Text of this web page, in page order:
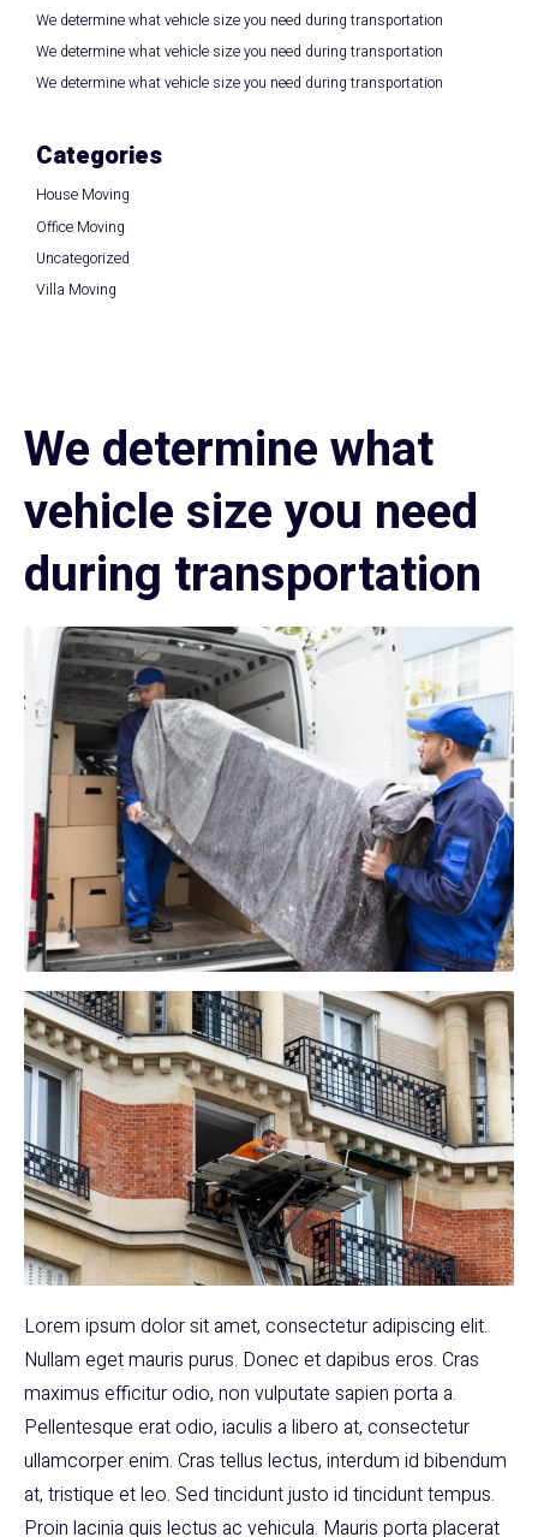
We determine what vehicle size you need during transportation
We determine what vehicle size you need during transportation
We determine what vehicle size you need during transportation
Categories
House Moving
Office Moving
Uncategorized
Villa Moving
We determine what
vehicle size you need
during transportation
Lorem ipsum dolor sit amet, consectetur adipiscing elit.
Nullam eget mauris purus. Donec et dapibus eros. Cras
maximus efficitur odio, non vulputate sapien porta a.
Pellentesque erat odio, iaculis a libero at, consectetur
ullamcorper enim. Cras tellus lectus, interdum id bibendum
at, tristique et leo. Sed tincidunt justo id tincidunt tempus.
Proin lacinia quis lectus ac vehicula. Mauris porta placerat